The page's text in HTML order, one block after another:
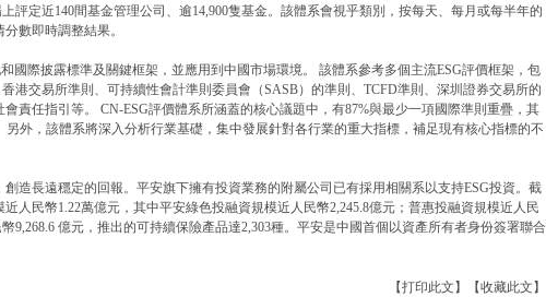
評定近140間基金管理公司、逾14,900隻基金。該體系會視乎類別，按每天、每月或每半年的
數即時調整結果。
國際披露標準及關鍵框架，並應用到中國市場環境。 該體系參考多個主流ESG評價框架，包
港交易所準則、可持續性會計準則委員會（SASB）的準則、TCFD準則、深圳證券交易所的
責任指引等。 CN-ESG評價體系所涵蓋的核心議題中，有87%與最少一項國際準則重疊，其
另外，該體系將深入分析行業基礎，集中發展針對各行業的重大指標，補足現有核心指標的不
造長遠穩定的回報。平安旗下擁有投資業務的附屬公司已有採用相關系以支持ESG投資。截
人民幣1.22萬億元，其中平安綠色投融資規模近人民幣2,245.8億元；普惠投融資規模近人民
9,268.6 億元，推出的可持續保險產品達2,303種。平安是中國首個以資產所有者身份簽署聯合
【打印此文】 【收藏此文】